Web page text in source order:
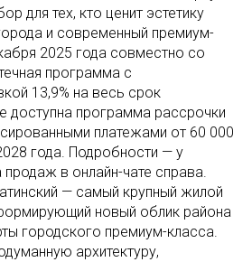
для тех, кто ценит эстетику
и современный премиум-
2025 года совместно со
программа с
13,9% на весь срок
доступна программа рассрочки
платежами от 60 000
года. Подробности — у
в онлайн-чате справа.
— самый крупный жилой
новый облик района
городского премиум-класса.
архитектуру,